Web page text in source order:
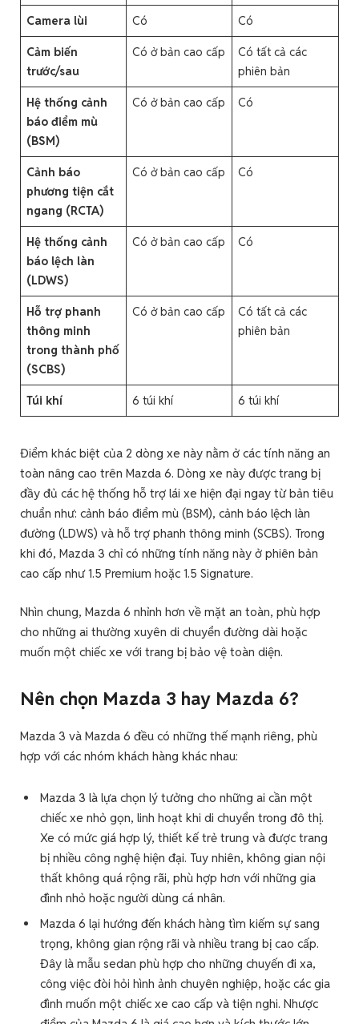
Camera lùi Có Có
Cảm biến
trước/sau
Có ở bản cao cấp
Có tất cả các
phiên bản
Hệ thống cảnh
báo điểm mù
(BSM)
Có ở bản cao cấp Có
Cảnh báo
phương tiện cắt
ngang (RCTA)
Có ở bản cao cấp Có
Hệ thống cảnh
báo lệch làn
(LDWS)
Có ở bản cao cấp Có
Hỗ trợ phanh
thông minh
trong thành phố
(SCBS)
Có ở bản cao cấp
Có tất cả các
phiên bản
Túi khí 6 túi khí 6 túi khí
Điểm khác biệt của 2 dòng xe này nằm ở các tính năng an
toàn nâng cao trên Mazda 6. Dòng xe này được trang bị
đầy đủ các hệ thống hỗ trợ lái xe hiện đại ngay từ bản tiêu
chuẩn như: cảnh báo điểm mù (BSM), cảnh báo lệch làn
đường (LDWS) và hỗ trợ phanh thông minh (SCBS). Trong
khi đó, Mazda 3 chỉ có những tính năng này ở phiên bản
cao cấp như 1.5 Premium hoặc 1.5 Signature.
Nhìn chung, Mazda 6 nhỉnh hơn về mặt an toàn, phù hợp
cho những ai thường xuyên di chuyển đường dài hoặc
muốn một chiếc xe với trang bị bảo vệ toàn diện.
Nên chọn Mazda 3 hay Mazda 6?
Mazda 3 và Mazda 6 đều có những thế mạnh riêng, phù
hợp với các nhóm khách hàng khác nhau:
Mazda 3 là lựa chọn lý tưởng cho những ai cần một
chiếc xe nhỏ gọn, linh hoạt khi di chuyển trong đô thị.
Xe có mức giá hợp lý, thiết kế trẻ trung và được trang
bị nhiều công nghệ hiện đại. Tuy nhiên, không gian nội
thất không quá rộng rãi, phù hợp hơn với những gia
đình nhỏ hoặc người dùng cá nhân.
Mazda 6 lại hướng đến khách hàng tìm kiếm sự sang
trọng, không gian rộng rãi và nhiều trang bị cao cấp.
Đây là mẫu sedan phù hợp cho những chuyến đi xa,
công việc đòi hỏi hình ảnh chuyên nghiệp, hoặc các gia
đình muốn một chiếc xe cao cấp và tiện nghi. Nhược